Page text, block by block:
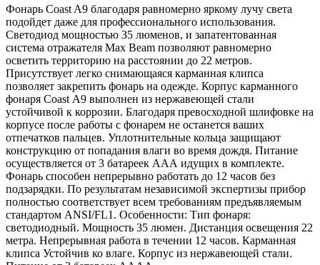
Фонарь Coast A9 благодаря равномерно яркому лучу света
подойдет даже для профессионального использования.
Светодиод мощностью 35 люменов, и запатентованная
система отражателя Max Beam позволяют равномерно
осветить территорию на расстоянии до 22 метров.
Присутствует легко снимающаяся карманная клипса
позволяет закрепить фонарь на одежде. Корпус карманного
фонаря Coast А9 выполнен из нержавеющей стали
устойчивой к коррозии. Благодаря превосходной шлифовке на
корпусе после работы с фонарем не останется ваших
отпечатков пальцев. Уплотнительные кольца защищают
конструкцию от попадания влаги во время дождя. Питание
осуществляется от 3 батареек ААА идущих в комплекте.
Фонарь способен непрерывно работать до 12 часов без
подзарядки. По результатам независимой экспертизы прибор
полностью соответствует всем требованиям предъявляемым
стандартом ANSI/FL1. Особенности: Тип фонаря:
светодиодный. Мощность 35 люмен. Дистанция освещения 22
метра. Непрерывная работа в течении 12 часов. Карманная
клипса Устойчив ко влаге. Корпус из нержавеющей стали.